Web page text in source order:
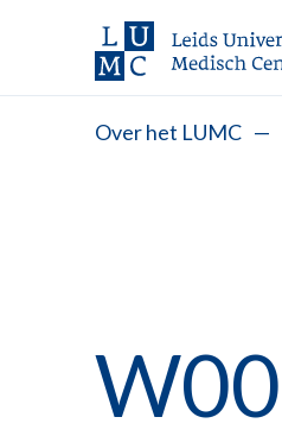
Over het LUMC —
W00